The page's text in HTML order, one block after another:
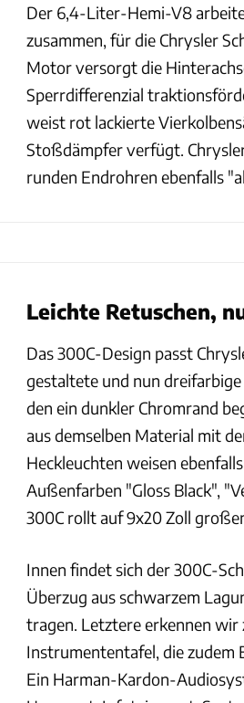
Der 6,4-Liter-Hemi-V8
zusammen, für die Chrysler
Motor versorgt die
Sperrdifferenzial
weist rot lackierte
Stoßdämpfer verfügt.
runden Endrohren ebenfalls
Leichte Retuschen,
Das 300C-Design passt
gestaltete und nun
den ein dunkler Chromrand
aus demselben Material mit
Heckleuchten weisen
Außenfarben "Gloss Black",
300C rollt auf 9x20 Zoll
Innen findet sich der 300C-
Überzug aus schwarzem
tragen. Letztere erkennen wir
Instrumententafel, die zudem
Ein Harman-Kardon-